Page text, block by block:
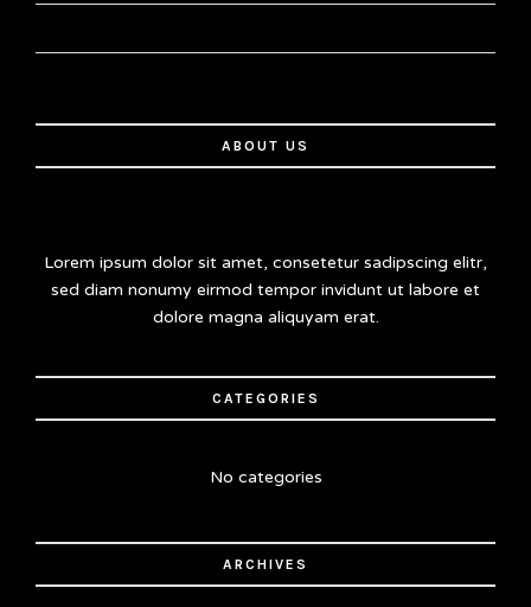
ABOUT US
Lorem ipsum dolor sit amet, consetetur sadipscing elitr,
sed diam nonumy eirmod tempor invidunt ut labore et
dolore magna aliquyam erat.
CATEGORIES
No categories
ARCHIVES